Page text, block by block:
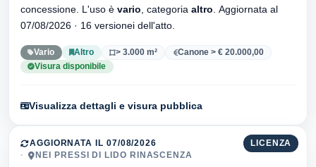
concessione. L'uso è vario , categoria altro
07/08/2026 · 16 versionei dell'atto.
Vario Altro > 3.000 m²
Canone > € 20.000,00
Visura disponibile
Visualizza dettagli e visura pubblica
LICENZA
AGGIORNATA IL 07/08/2026
NEI PRESSI DI LIDO RINASCENZA